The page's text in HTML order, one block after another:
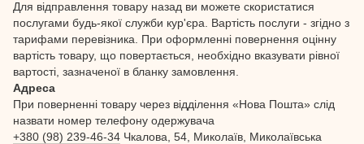
Для відправлення товару назад ви можете скористатися
послугами будь-якої служби кур'єра. Вартість послуги - згідно з
тарифами перевізника. При оформленні повернення оцінну
вартість товару, що повертається, необхідно вказувати рівної
вартості, зазначеної в бланку замовлення.
Адреса
При поверненні товару через відділення «Нова Пошта» слід
назвати номер телефону одержувача
+380 (98) 239-46-34 Чкалова, 54, Миколаїв, Миколаївська